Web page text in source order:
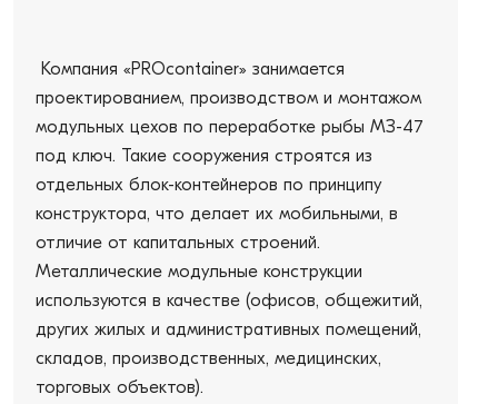
Компания «PROcontainer» занимается
проектированием, производством и монтажом
модульных цехов по переработке рыбы МЗ-47
под ключ. Такие сооружения строятся из
отдельных блок-контейнеров по принципу
конструктора, что делает их мобильными, в
отличие от капитальных строений.
Металлические модульные конструкции
используются в качестве (офисов, общежитий,
других жилых и административных помещений,
складов, производственных, медицинских,
торговых объектов).